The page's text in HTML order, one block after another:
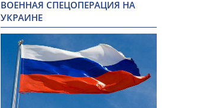
ВОЕННАЯ СПЕЦОПЕРАЦИЯ НА
УКРАИНЕ